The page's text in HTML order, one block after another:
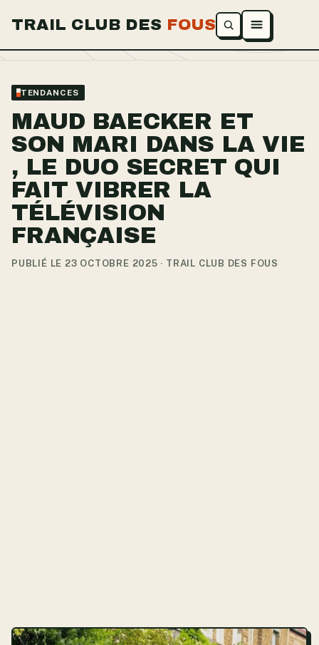
TRAIL CLUB DES FOUS Ouvrir le menu
TENDANCES
MAUD BAECKER ET
SON MARI DANS LA VIE
, LE DUO SECRET QUI
FAIT VIBRER LA
TÉLÉVISION
FRANÇAISE
PUBLIÉ LE 23 OCTOBRE 2025 · TRAIL CLUB DES FOUS